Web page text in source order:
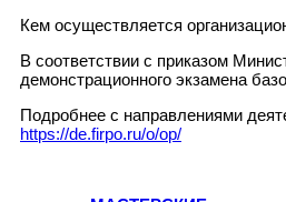
Кем осуществляется
В соответствии с приказом
демонстрационного экзамена
Подробнее с направлениями
https://de.firpo.ru/o/op/